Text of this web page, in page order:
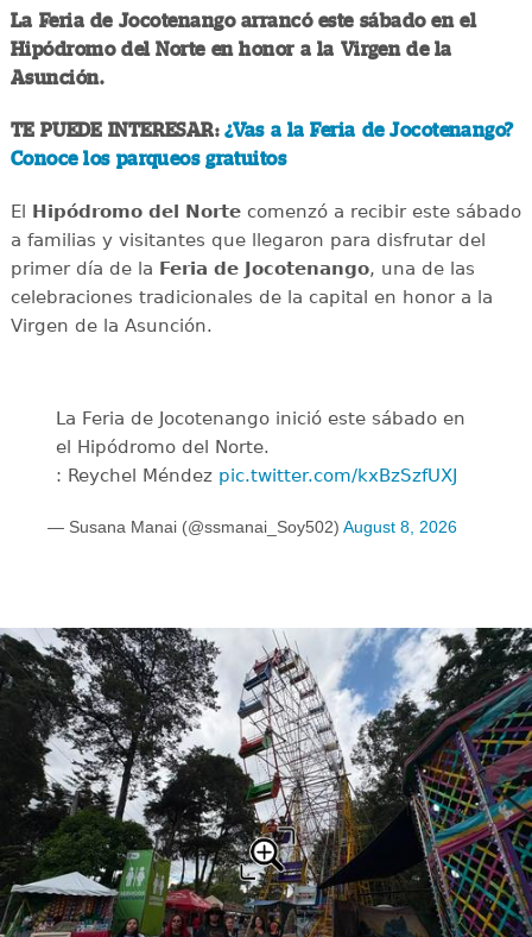
La Feria de Jocotenango arrancó este sábado en el
Hipódromo del Norte en honor a la Virgen de la
Asunción.
TE PUEDE INTERESAR:¿Vas a la Feria de Jocotenango?
Conoce los parqueos gratuitos
El Hipódromo del Nortecomenzó a recibir este sábado
a familias y visitantes que llegaron para disfrutar del
primer día de la Feria de Jocotenango, una de las
celebraciones tradicionales de la capital en honor a la
Virgen de la Asunción.
La Feria de Jocotenango inició este sábado en
el Hipódromo del Norte.
: Reychel Méndez pic.twitter.com/kxBzSzfUXJ
— Susana Manai (@ssmanai_Soy502) August 8, 2026